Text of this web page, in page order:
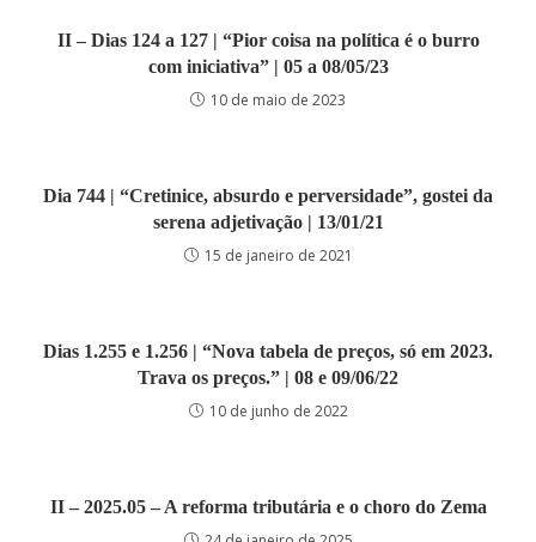
II – Dias 124 a 127 | “Pior coisa na política é o burro
com iniciativa” | 05 a 08/05/23
10 de maio de 2023
Dia 744 | “Cretinice, absurdo e perversidade”, gostei da
serena adjetivação | 13/01/21
15 de janeiro de 2021
Dias 1.255 e 1.256 | “Nova tabela de preços, só em 2023.
Trava os preços.” | 08 e 09/06/22
10 de junho de 2022
II – 2025.05 – A reforma tributária e o choro do Zema